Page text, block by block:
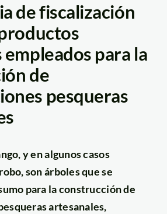
de fiscalización
para la
de
pesqueras
y en algunos casos
son árboles que se
para la construcción de
artesanales,